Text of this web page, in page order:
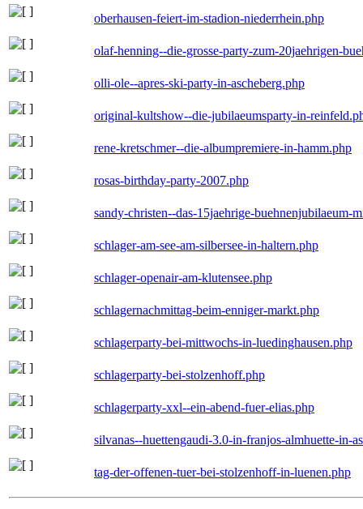
oberhausen-feiert-im-stadion-niederrhein.php
olaf-henning--die-grosse-party-zum-20jaehrigen-
olli-ole--apres-ski-party-in-ascheberg.php
original-kultshow--die-jubilaeumsparty-in-
rene-kretschmer--die-albumpremiere-in-hamm.php
rosas-birthday-party-2007.php
sandy-christen--das-15jaehrige-buehnenjubilaeum-
schlager-am-see-am-silbersee-in-haltern.php
schlager-openair-am-klutensee.php
schlagernachmittag-beim-enniger-markt.php
schlagerparty-bei-mittwochs-in-luedinghausen.php
schlagerparty-bei-stolzenhoff.php
schlagerparty-xxl--ein-abend-fuer-elias.php
silvanas--huettengaudi-3.0-in-franjos-almhuette-in-
tag-der-offenen-tuer-bei-stolzenhoff-in-luenen.php